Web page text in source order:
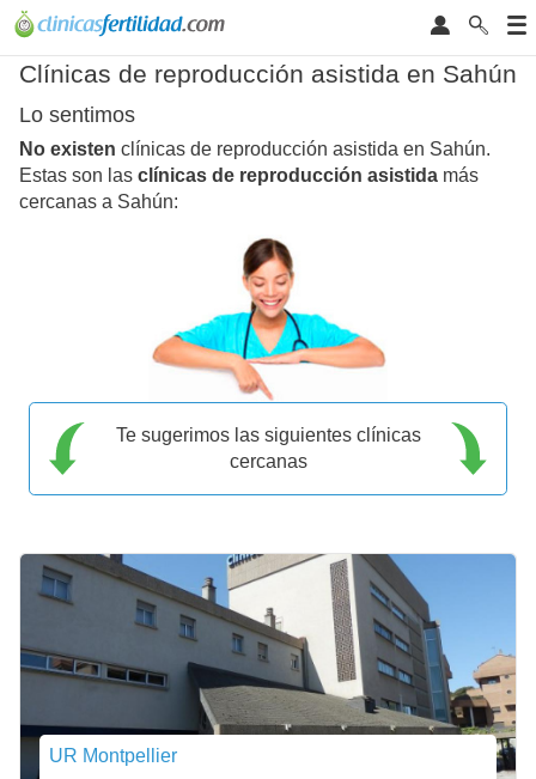
Clínicas de reproducción asistida en Sahún
Lo sentimos
No existen clínicas de reproducción asistida en Sahún.
Estas son las clínicas de reproducción asistida más
cercanas a Sahún:
Te sugerimos las siguientes clínicas
cercanas
UR Montpellier